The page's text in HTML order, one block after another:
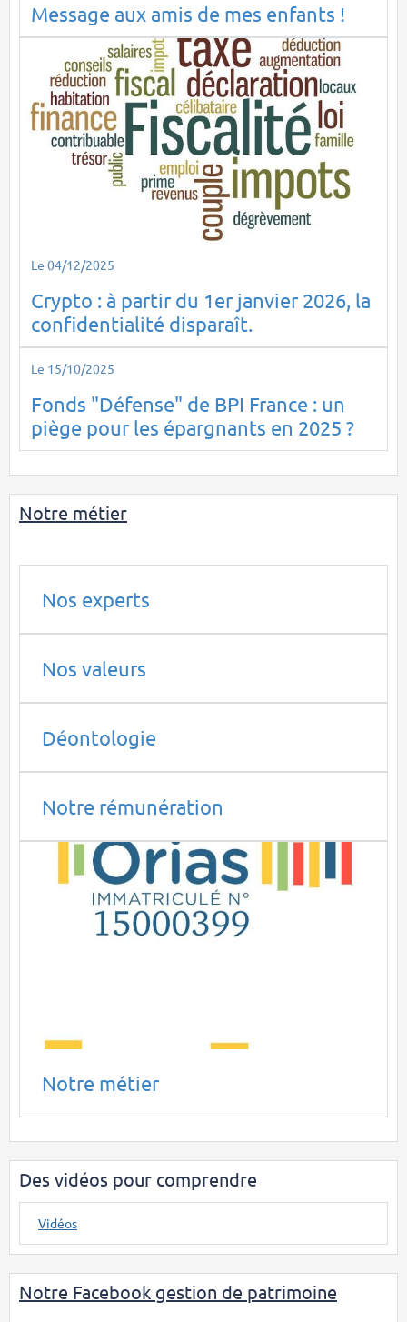
Message aux amis de mes enfants !
Le 04/12/2025
Crypto : à partir du 1er janvier 2026, la
confidentialité disparaît.
Le 15/10/2025
Fonds "Défense" de BPI France : un
piège pour les épargnants en 2025 ?
Notre métier
Nos experts
Nos valeurs
Déontologie
Notre rémunération
Notre métier
Des vidéos pour comprendre
Vidéos
Notre Facebook gestion de patrimoine